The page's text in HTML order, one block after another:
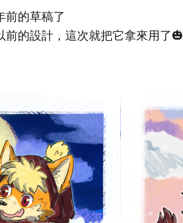
前的草稿了
前的設計，這次就把它拿來用了🎃